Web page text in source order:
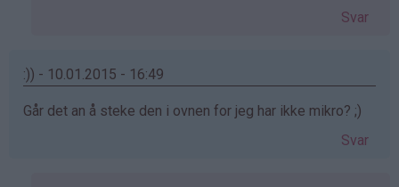
:)
bekreftet)
Svar
:)) - 10.01.2015 - 16:49
Går det an å steke den i ovnen for jeg har ikke mikro? ;)
Svar